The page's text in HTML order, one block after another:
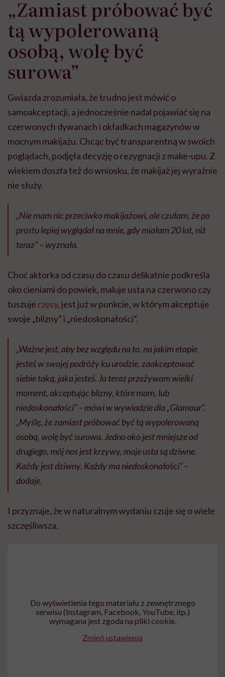
„Zamiast próbować być
tą wypolerowaną
osobą, wolę być
surowa”
Gwiazda zrozumiała, że ​​trudno jest mówić o
samoakceptacji, a jednocześnie nadal pojawiać się na
czerwonych dywanach i okładkach magazynów w
mocnym makijażu. Chcąc być transparentną w swoich
poglądach, podjęła decyzję o rezygnacji z make-upu. Z
wiekiem doszła też do wniosku, że makijaż jej wyraźnie
nie służy.
„Nie mam nic przeciwko makijażowi, ale czułam, że po
prostu lepiej wyglądał na mnie, gdy miałam 20 lat, niż
teraz” – wyznała.
Choć aktorka od czasu do czasu delikatnie podkreśla
oko cieniami do powiek, maluje usta na czerwono czy
tuszuje rzęsy, jest już w punkcie, w którym akceptuje
swoje „blizny” i „niedoskonałości”.
„Ważne jest, aby bez względu na to, na jakim etapie
jesteś w swojej podróży ku urodzie, zaakceptować
siebie taką, jaka jesteś. Ja teraz przeżywam wielki
moment, akceptując blizny, które mam, lub
niedoskonałości” – mówi w wywiadzie dla „Glamour”.
„Myślę, że zamiast próbować być tą wypolerowaną
osobą, wolę być surowa. Jedno oko jest mniejsze od
drugiego, mój nos jest krzywy, moje usta są dziwne.
Każdy jest dziwny. Każdy ma niedoskonałości” –
dodaje.
I przyznaje, że w naturalnym wydaniu czuje się o wiele
szczęśliwsza.
Do wyświetlenia tego materiału z zewnętrznego
serwisu (Instagram, Facebook, YouTube, itp.)
wymagana jest zgoda na pliki cookie.
Zmień ustawienia